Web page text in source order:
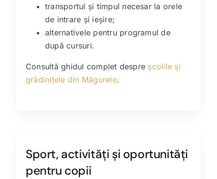
transportul și timpul necesar la orele
de intrare și ieșire;
alternativele pentru programul de
după cursuri.
Consultă ghidul complet despre școlile și
grădinițele din Măgurele.
Sport, activități și oportunități
pentru copii